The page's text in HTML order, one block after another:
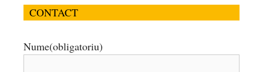
CONTACT
Nume(obligatoriu)